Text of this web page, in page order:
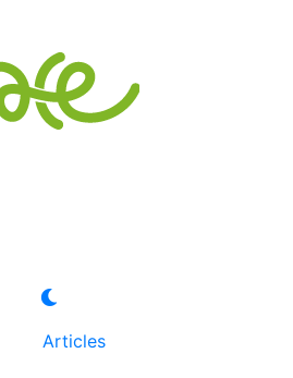
Articles